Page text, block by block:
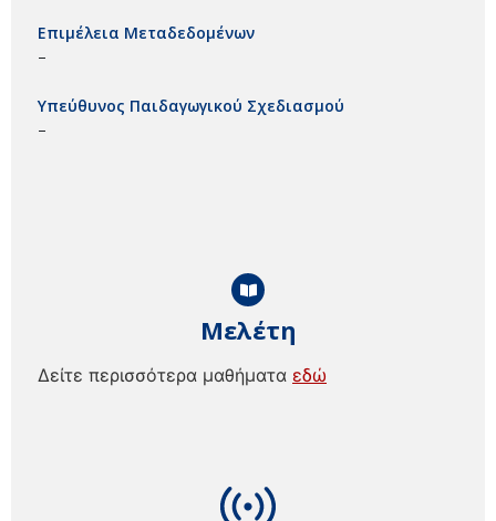
Μελέτη
Δείτε περισσότερα μαθήματα εδώ
Επιμέλεια Μεταδεδομένων
–
Υπεύθυνος Παιδαγωγικού Σχεδιασμού
–